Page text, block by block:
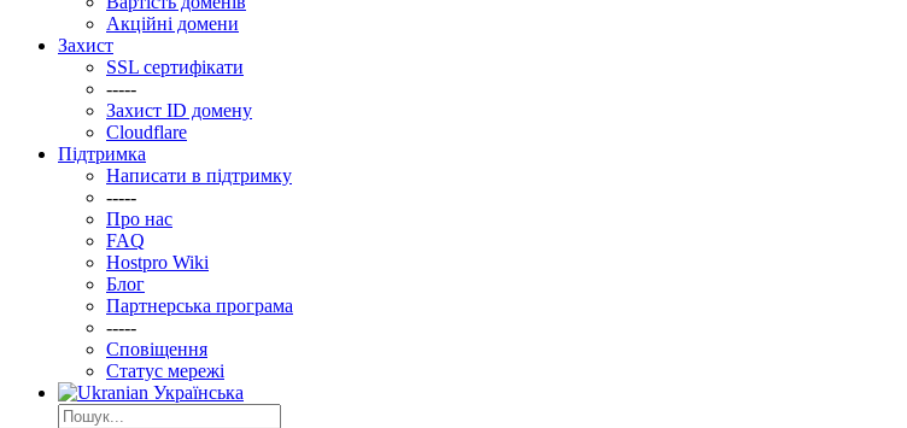
Акційні домени
Захист
SSL сертифікати
-----
Захист ID домену
Clоudflare
Підтримка
Написати в підтримку
-----
Про нас
FAQ
Hostpro Wiki
Блог
Партнерська програма
-----
Сповіщення
Статус мережі
Українська